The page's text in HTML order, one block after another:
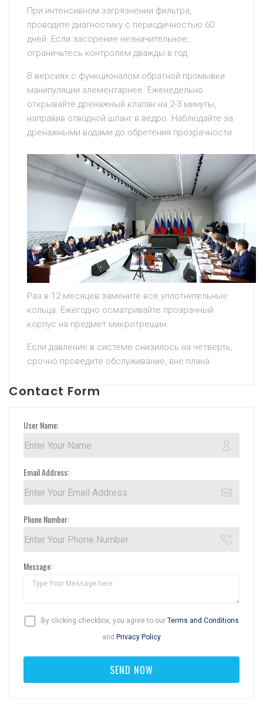
При интенсивном загрязнении фильтра,
проводите диагностику с периодичностью 60
дней. Если засорение незначительное,
ограничьтесь контролем дважды в год.
В версиях с функционалом обратной промывки
манипуляции элементарнее. Еженедельно
открывайте дренажный клапан на 2-3 минуты,
направив отводной шланг в ведро. Наблюдайте за
дренажными водами до обретения прозрачности.
Раз в 12 месяцев замените все уплотнительные
кольца. Ежегодно осматривайте прозрачный
корпус на предмет микротрещин.
Если давление в системе снизилось на четверть,
срочно проведите обслуживание, вне плана.
Contact Form
User Name:
Email Address:
Phone Number:
Message:
By clicking checkbox, you agree to our Terms and Conditions
and Privacy Policy